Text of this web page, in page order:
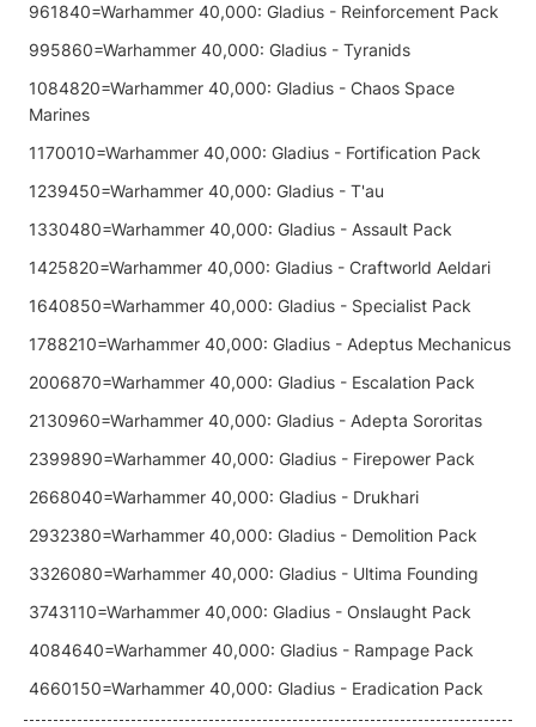
961840=Warhammer 40,000: Gladius - Reinforcement Pack
995860=Warhammer 40,000: Gladius - Tyranids
1084820=Warhammer 40,000: Gladius - Chaos Space
Marines
1170010=Warhammer 40,000: Gladius - Fortification Pack
1239450=Warhammer 40,000: Gladius - T'au
1330480=Warhammer 40,000: Gladius - Assault Pack
1425820=Warhammer 40,000: Gladius - Craftworld Aeldari
1640850=Warhammer 40,000: Gladius - Specialist Pack
1788210=Warhammer 40,000: Gladius - Adeptus Mechanicus
2006870=Warhammer 40,000: Gladius - Escalation Pack
2130960=Warhammer 40,000: Gladius - Adepta Sororitas
2399890=Warhammer 40,000: Gladius - Firepower Pack
2668040=Warhammer 40,000: Gladius - Drukhari
2932380=Warhammer 40,000: Gladius - Demolition Pack
3326080=Warhammer 40,000: Gladius - Ultima Founding
3743110=Warhammer 40,000: Gladius - Onslaught Pack
4084640=Warhammer 40,000: Gladius - Rampage Pack
4660150=Warhammer 40,000: Gladius - Eradication Pack